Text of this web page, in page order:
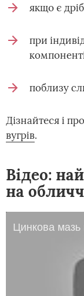
якщо є
при
поблизу
Дізнайтеся і
вугрів.
Відео:
на
Цинкова мазь